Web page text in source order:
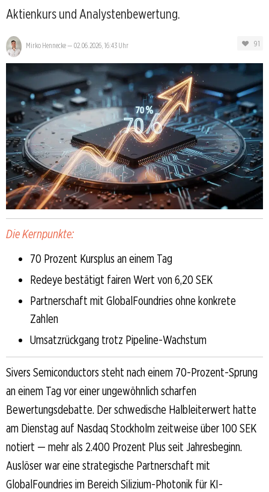
Aktienkurs und Analystenbewertung.
Mirko Hennecke— 02.06.2026, 16:43 Uhr 91
Die Kernpunkte:
70 Prozent Kursplus an einem Tag
Redeye bestätigt fairen Wert von 6,20 SEK
Partnerschaft mit GlobalFoundries ohne konkrete
Zahlen
Umsatzrückgang trotz Pipeline-Wachstum
Sivers Semiconductors steht nach einem 70-Prozent-Sprung
an einem Tag vor einer ungewöhnlich scharfen
Bewertungsdebatte. Der schwedische Halbleiterwert hatte
am Dienstag auf Nasdaq Stockholm zeitweise über 100 SEK
notiert — mehr als 2.400 Prozent Plus seit Jahresbeginn.
Auslöser war eine strategische Partnerschaft mit
GlobalFoundries im Bereich Silizium-Photonik für KI-